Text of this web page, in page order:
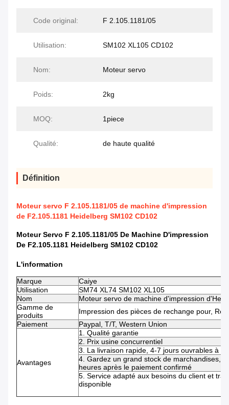
Code original: F 2.105.1181/05
Utilisation: SM102 XL105 CD102
Nom: Moteur servo
Poids: 2kg
MOQ: 1piece
Qualité: de haute qualité
Définition
Moteur servo F 2.105.1181/05 de machine d'impression
de F2.105.1181 Heidelberg SM102 CD102
Moteur Servo F 2.105.1181/05 De Machine D'impression
De F2.105.1181 Heidelberg SM102 CD102
L'information
Marque
Caiye
Utilisation
SM74 XL74 SM102 XL105
Nom
Moteur servo de machine d'impression
Gamme de
produits
Impression des pièces de rechange pour,
Paiement
Paypal, T/T, Western Union
Avantages
1. Qualité garantie
2. Prix usine concurrentiel
3. La livraison rapide, 4-7 jours ouvrables à
4. Gardez un grand stock de marchandises,
heures après le paiement confirmé
5. Service adapté aux besoins du client et
disponible